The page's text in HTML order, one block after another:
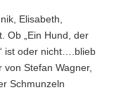
Elisabeth,
Ob „Ein Hund, der
ist oder nicht….blieb
Stefan Wagner,
Schmunzeln